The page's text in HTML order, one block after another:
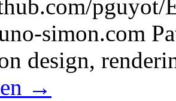
simon.com
design,
→